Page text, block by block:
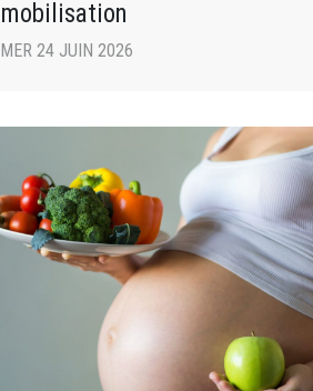
mobilisation
MER 24 JUIN 2026